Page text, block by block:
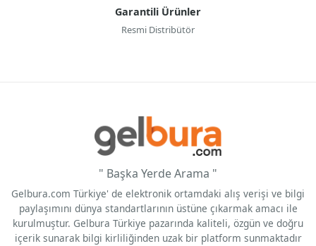
Garantili Ürünler
Resmi Distribütör
" Başka Yerde Arama "
Gelbura.com Türkiye' de elektronik ortamdaki alış verişi ve bilgi
paylaşımını dünya standartlarının üstüne çıkarmak amacı ile
kurulmuştur. Gelbura Türkiye pazarında kaliteli, özgün ve doğru
içerik sunarak bilgi kirliliğinden uzak bir platform sunmaktadır